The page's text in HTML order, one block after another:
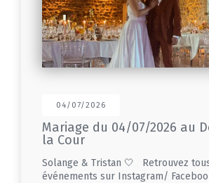
04/07/2026
Mariage du 04/07/2026 au
la Cour
Solange & Tristan 🤍 Retrouvez
événements sur Instagram/